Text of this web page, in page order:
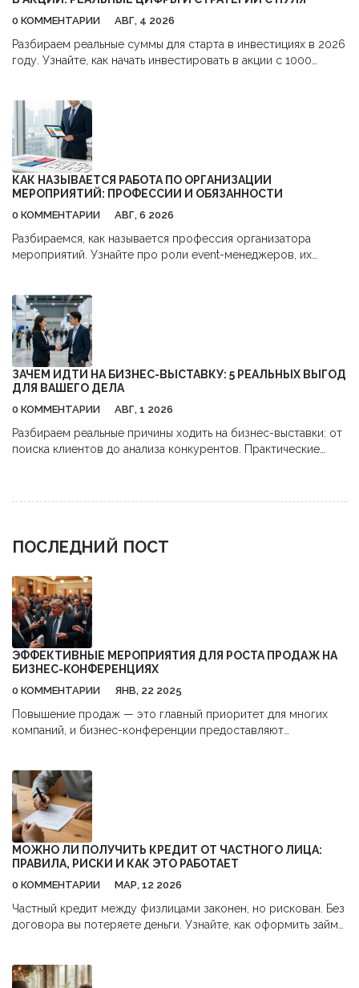
0 КОММЕНТАРИИ АВГ, 4 2026
Разбираем реальные суммы для старта в инвестициях в 2026
году. Узнайте, как начать инвестировать в акции с 1000
КАК НАЗЫВАЕТСЯ РАБОТА ПО ОРГАНИЗАЦИИ
МЕРОПРИЯТИЙ: ПРОФЕССИИ И ОБЯЗАННОСТИ
0 КОММЕНТАРИИ АВГ, 6 2026
Разбираемся, как называется профессия организатора
мероприятий. Узнайте про роли event-менеджеров, их
ЗАЧЕМ ИДТИ НА БИЗНЕС-ВЫСТАВКУ: 5 РЕАЛЬНЫХ ВЫГОД
ДЛЯ ВАШЕГО ДЕЛА
0 КОММЕНТАРИИ АВГ, 1 2026
Разбираем реальные причины ходить на бизнес-выставки: от
поиска клиентов до анализа конкурентов. Практические
ПОСЛЕДНИЙ ПОСТ
ЭФФЕКТИВНЫЕ МЕРОПРИЯТИЯ ДЛЯ РОСТА ПРОДАЖ НА
БИЗНЕС-КОНФЕРЕНЦИЯХ
0 КОММЕНТАРИИ ЯНВ, 22 2025
Повышение продаж — это главный приоритет для многих
компаний, и бизнес-конференции предоставляют
лучше понять потребности клиента и продвигать свои
товары или услуги. Этот текст расскажет, как правильно
выбрать и организовать мероприятие, которое принесет
максимальную пользу вашему бизнесу. Вы узнаете успешные
стратегии и практические советы, которые помогут
увеличить ваш доход через участие в конференциях.
МОЖНО ЛИ ПОЛУЧИТЬ КРЕДИТ ОТ ЧАСТНОГО ЛИЦА:
ПРАВИЛА, РИСКИ И КАК ЭТО РАБОТАЕТ
0 КОММЕНТАРИИ МАР, 12 2026
Частный кредит между физлицами законен, но рискован. Без
договора вы потеряете деньги. Узнайте, как оформить займ